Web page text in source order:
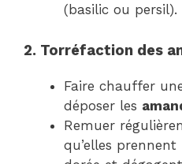
(basilic ou persil).
2. Torréfaction des
Faire chauffer
déposer les
Remuer
qu’elles